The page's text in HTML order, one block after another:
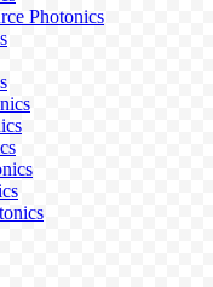
Photonics